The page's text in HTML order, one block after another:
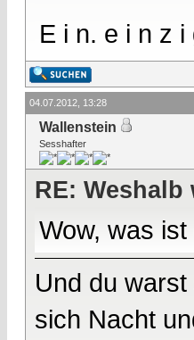
E i n. e i n z
04.07.2012, 13:28
Wallenstein
Sesshafter
RE:
Wow, was
Und du
sich Nacht